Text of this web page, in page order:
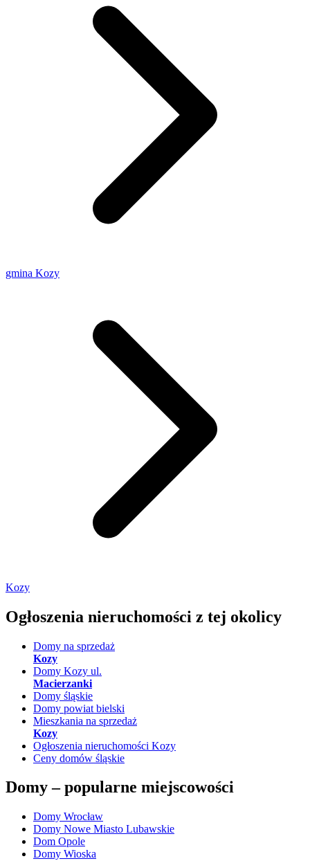
gmina Kozy
Kozy
Ogłoszenia nieruchomości z tej okolicy
Domy na sprzedaż
Kozy
Domy Kozy ul.
Macierzanki
Domy śląskie
Domy powiat bielski
Mieszkania na sprzedaż
Kozy
Ogłoszenia nieruchomości Kozy
Ceny domów śląskie
Domy –popularne miejscowości
Domy Wrocław
Domy Nowe Miasto Lubawskie
Dom Opole
Domy Wioska